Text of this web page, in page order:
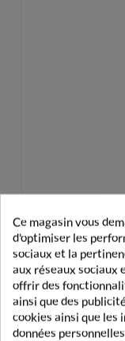
Meridol
Ce magasin vous
d'optimiser les
sociaux et la
aux réseaux sociaux
offrir des
ainsi que des
cookies ainsi que les
données